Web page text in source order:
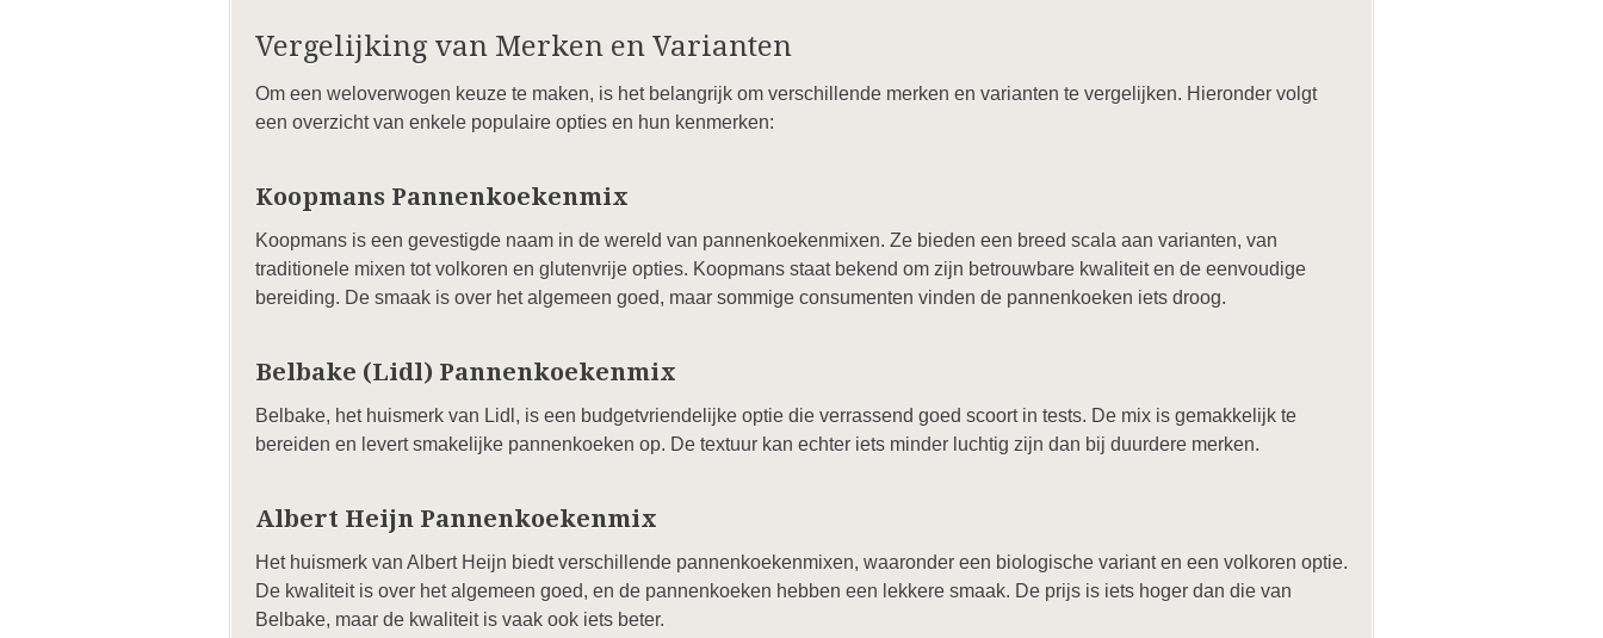
Vergelijking van Merken en Varianten
Om een weloverwogen keuze te maken, is het belangrijk om verschillende merken en varianten te vergelijken. Hieronder volgt
een overzicht van enkele populaire opties en hun kenmerken:
Koopmans Pannenkoekenmix
Koopmans is een gevestigde naam in de wereld van pannenkoekenmixen. Ze bieden een breed scala aan varianten, van
traditionele mixen tot volkoren en glutenvrije opties. Koopmans staat bekend om zijn betrouwbare kwaliteit en de eenvoudige
bereiding. De smaak is over het algemeen goed, maar sommige consumenten vinden de pannenkoeken iets droog.
Belbake (Lidl) Pannenkoekenmix
Belbake, het huismerk van Lidl, is een budgetvriendelijke optie die verrassend goed scoort in tests. De mix is gemakkelijk te
bereiden en levert smakelijke pannenkoeken op. De textuur kan echter iets minder luchtig zijn dan bij duurdere merken.
Albert Heijn Pannenkoekenmix
Het huismerk van Albert Heijn biedt verschillende pannenkoekenmixen, waaronder een biologische variant en een volkoren optie.
De kwaliteit is over het algemeen goed, en de pannenkoeken hebben een lekkere smaak. De prijs is iets hoger dan die van
Belbake, maar de kwaliteit is vaak ook iets beter.